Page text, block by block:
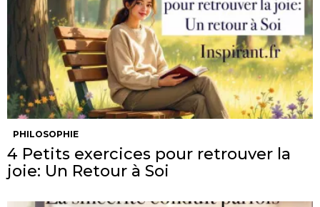
PHILOSOPHIE
4 Petits exercices pour retrouver la
joie: Un Retour à Soi